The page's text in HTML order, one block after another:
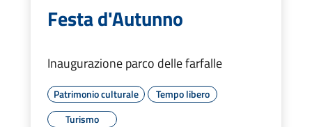
Festa d'Autunno
Inaugurazione parco delle farfalle
Patrimonio culturale
Tempo libero
Turismo